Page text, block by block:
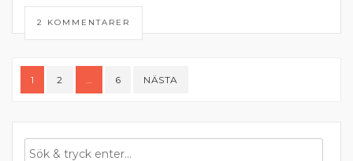
2 KOMMENTARER
Sidnumrering
för
1 2 6 NÄSTA